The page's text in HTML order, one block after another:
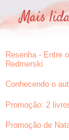
Mais
Resenha - Entre
Redmerski
Conhecendo o
Promoção: 2
Promoção de